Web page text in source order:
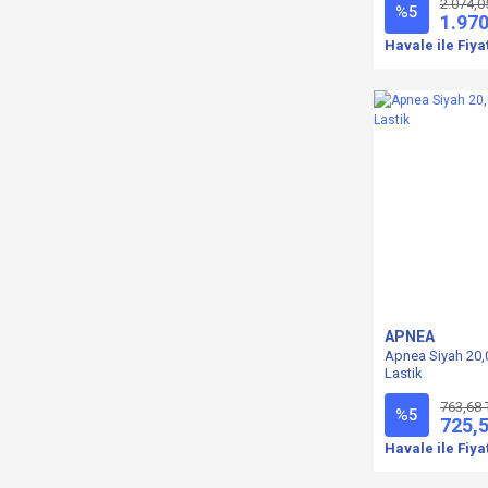
%5
Havale ile
APNEA
Apnea Siyah
Lastik
%5 763,68
Havale ile